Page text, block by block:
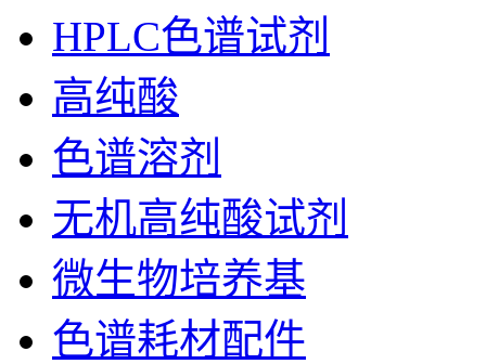
HPLC色谱试剂
高纯酸
色谱溶剂
无机高纯酸试剂
微生物培养基
色谱耗材配件